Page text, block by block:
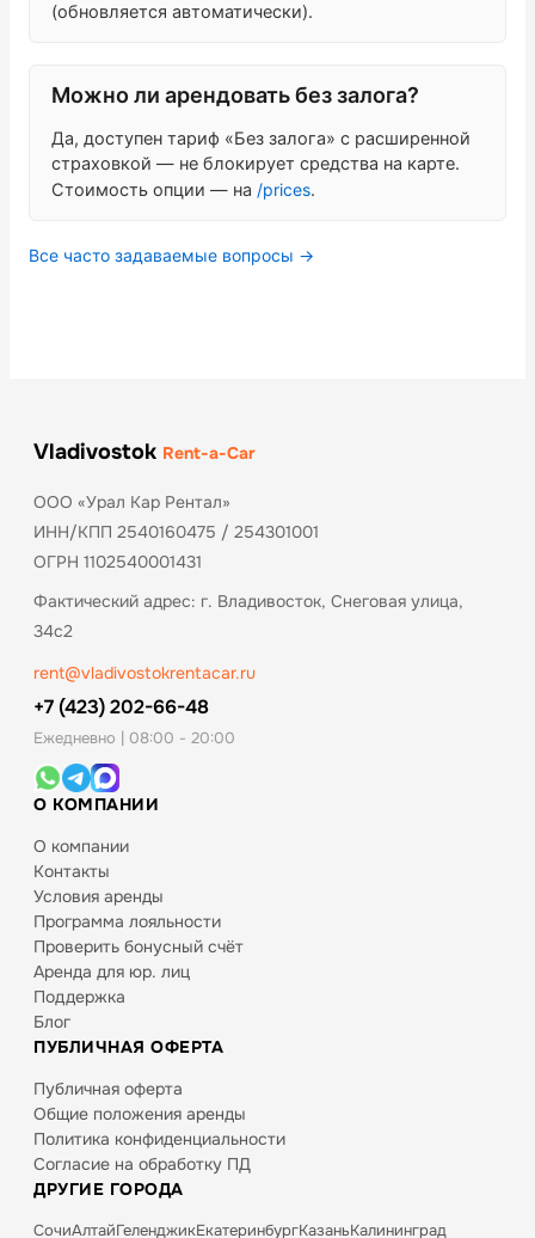
(обновляется автоматически).
Можно ли арендовать без залога?
Да, доступен тариф «Без залога» с расширенной
страховкой — не блокирует средства на карте.
Стоимость опции — на /prices.
Все часто задаваемые вопросы →
Vladivostok Rent-a-Car
ООО «Урал Кар Рентал»
ИНН/КПП 2540160475 / 254301001
ОГРН 1102540001431
Фактический адрес: г. Владивосток, Снеговая улица,
34с2
rent@vladivostokrentacar.ru
+7 (423) 202-66-48
Ежедневно | 08:00 - 20:00
О КОМПАНИИ
О компании
Контакты
Условия аренды
Программа лояльности
Проверить бонусный счёт
Аренда для юр. лиц
Поддержка
Блог
ПУБЛИЧНАЯ ОФЕРТА
Публичная оферта
Общие положения аренды
Политика конфиденциальности
Согласие на обработку ПД
ДРУГИЕ ГОРОДА
СочиАлтайГеленджикЕкатеринбургКазаньКалининград